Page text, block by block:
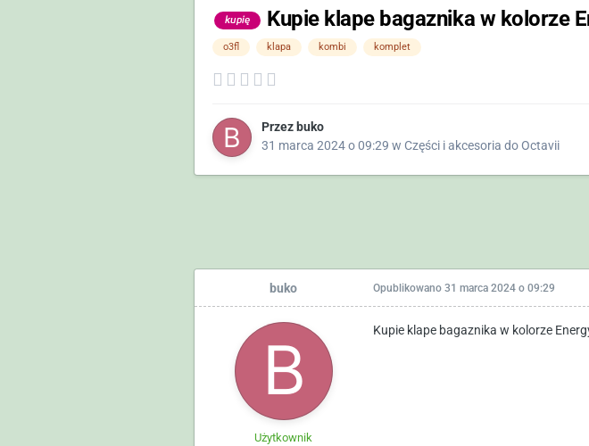
kupię Kupie klape bagaznika w kolorze
o3fl klapa kombi komplet
Przez buko
31 marca 2024 o 09:29 w Części i akcesoria do Octavii
buko
Użytkownik
Opublikowano 31 marca 2024 o 09:29
Kupie klape bagaznika w kolorze